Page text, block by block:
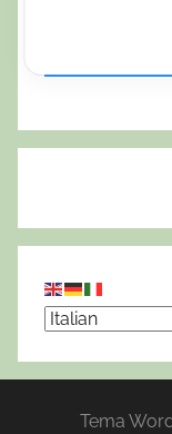
Tema